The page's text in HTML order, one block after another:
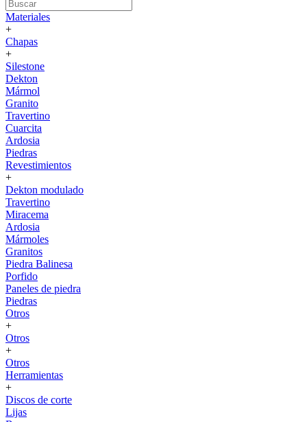
Materiales
+
Chapas
+
Silestone
Dekton
Mármol
Granito
Travertino
Cuarcita
Ardosia
Piedras
Revestimientos
+
Dekton modulado
Travertino
Miracema
Ardosia
Mármoles
Granitos
Piedra Balinesa
Porfido
Paneles de piedra
Piedras
Otros
+
Otros
+
Otros
Herramientas
+
Discos de corte
Lijas